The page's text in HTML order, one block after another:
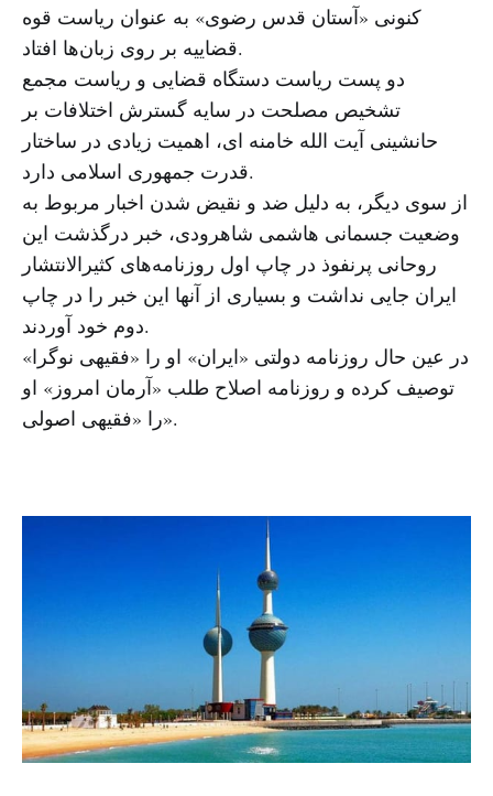
کنونی «آستان قدس رضوی» به عنوان ریاست قوه
قضاییه بر روی زبان‌ها افتاد.
دو پست ریاست دستگاه قضایی و ریاست مجمع
تشخیص مصلحت در سایه گسترش اختلافات بر
حانشینی آیت الله خامنه ای، اهمیت زیادی در ساختار
قدرت جمهوری اسلامی دارد.
از سوی دیگر، به دلیل ضد و نقیض شدن اخبار مربوط به
وضعیت جسمانی هاشمی شاهرودی، خبر درگذشت این
روحانی پرنفوذ در چاپ اول روزنامه‌های کثیرالانتشار
ایران جایی نداشت و بسیاری از آنها این خبر را در چاپ
دوم خود آوردند.
در عین حال روزنامه دولتی «ایران» او را «فقیهی نوگرا»
توصیف کرده و روزنامه اصلاح طلب «آرمان امروز» او
را «فقیهی اصولی».